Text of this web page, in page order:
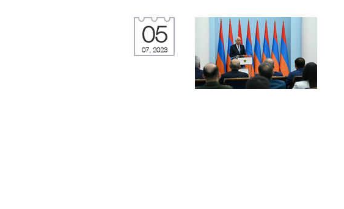
05
07, 2023